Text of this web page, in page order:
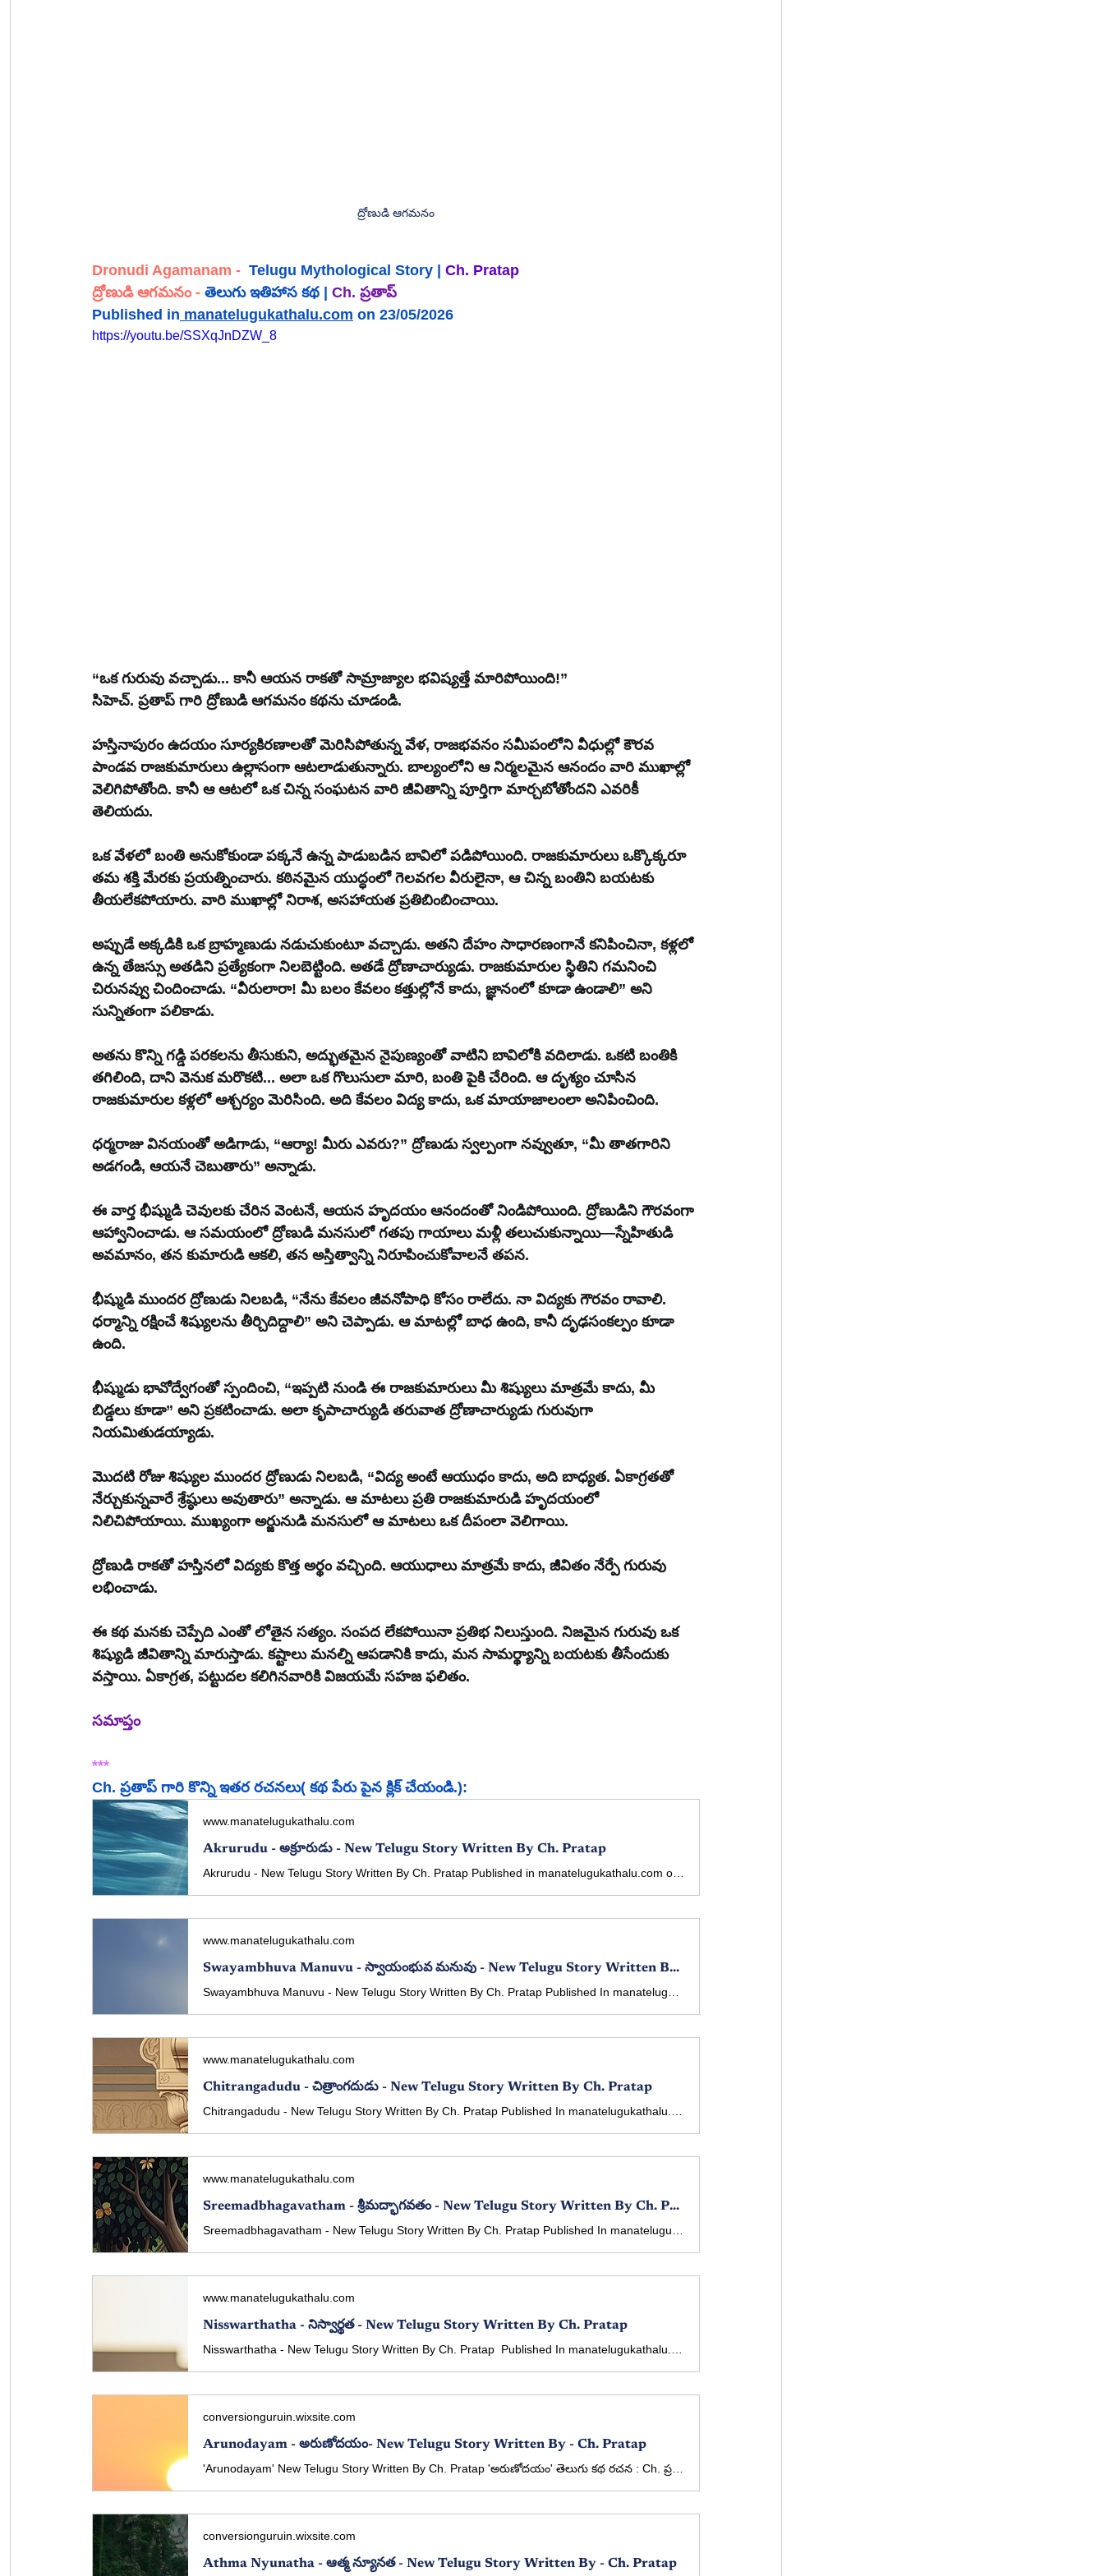
ద్రోణుడి ఆగమనం
Dronudi Agamanam - Telugu Mythological Story | Ch. Pratap
ద్రోణుడి ఆగమనం - తెలుగు ఇతిహాస కథ | Ch. ప్రతాప్
Published in manatelugukathalu.com on 23/05/2026
https://youtu.be/SSXqJnDZW_8
“ఒక గురువు వచ్చాడు... కానీ ఆయన రాకతో సామ్రాజ్యాల భవిష్యత్తే మారిపోయింది!”
సిహెచ్. ప్రతాప్ గారి ద్రోణుడి ఆగమనం కథను చూడండి.
హస్తినాపురం ఉదయం సూర్యకిరణాలతో మెరిసిపోతున్న వేళ, రాజభవనం సమీపంలోని వీధుల్లో కౌరవ
పాండవ రాజకుమారులు ఉల్లాసంగా ఆటలాడుతున్నారు. బాల్యంలోని ఆ నిర్మలమైన ఆనందం వారి ముఖాల్లో
వెలిగిపోతోంది. కానీ ఆ ఆటలో ఒక చిన్న సంఘటన వారి జీవితాన్ని పూర్తిగా మార్చబోతోందని ఎవరికీ
తెలియదు.
ఒక వేళలో బంతి అనుకోకుండా పక్కనే ఉన్న పాడుబడిన బావిలో పడిపోయింది. రాజకుమారులు ఒక్కొక్కరూ
తమ శక్తి మేరకు ప్రయత్నించారు. కఠినమైన యుద్ధంలో గెలవగల వీరులైనా, ఆ చిన్న బంతిని బయటకు
తీయలేకపోయారు. వారి ముఖాల్లో నిరాశ, అసహాయత ప్రతిబింబించాయి.
అప్పుడే అక్కడికి ఒక బ్రాహ్మణుడు నడుచుకుంటూ వచ్చాడు. అతని దేహం సాధారణంగానే కనిపించినా, కళ్లలో
ఉన్న తేజస్సు అతడిని ప్రత్యేకంగా నిలబెట్టింది. అతడే ద్రోణాచార్యుడు. రాజకుమారుల స్థితిని గమనించి
చిరునవ్వు చిందించాడు. “వీరులారా! మీ బలం కేవలం కత్తుల్లోనే కాదు, జ్ఞానంలో కూడా ఉండాలి” అని
సున్నితంగా పలికాడు.
అతను కొన్ని గడ్డి పరకలను తీసుకుని, అద్భుతమైన నైపుణ్యంతో వాటిని బావిలోకి వదిలాడు. ఒకటి బంతికి
తగిలింది, దాని వెనుక మరొకటి... అలా ఒక గొలుసులా మారి, బంతి పైకి చేరింది. ఆ దృశ్యం చూసిన
రాజకుమారుల కళ్లలో ఆశ్చర్యం మెరిసింది. అది కేవలం విద్య కాదు, ఒక మాయాజాలంలా అనిపించింది.
ధర్మరాజు వినయంతో అడిగాడు, “ఆర్యా! మీరు ఎవరు?” ద్రోణుడు స్వల్పంగా నవ్వుతూ, “మీ తాతగారిని
అడగండి, ఆయనే చెబుతారు” అన్నాడు.
ఈ వార్త భీష్ముడి చెవులకు చేరిన వెంటనే, ఆయన హృదయం ఆనందంతో నిండిపోయింది. ద్రోణుడిని గౌరవంగా
ఆహ్వానించాడు. ఆ సమయంలో ద్రోణుడి మనసులో గతపు గాయాలు మళ్లీ తలుచుకున్నాయి—స్నేహితుడి
అవమానం, తన కుమారుడి ఆకలి, తన అస్తిత్వాన్ని నిరూపించుకోవాలనే తపన.
భీష్ముడి ముందర ద్రోణుడు నిలబడి, “నేను కేవలం జీవనోపాధి కోసం రాలేదు. నా విద్యకు గౌరవం రావాలి.
ధర్మాన్ని రక్షించే శిష్యులను తీర్చిదిద్దాలి” అని చెప్పాడు. ఆ మాటల్లో బాధ ఉంది, కానీ దృఢసంకల్పం కూడా
ఉంది.
భీష్ముడు భావోద్వేగంతో స్పందించి, “ఇప్పటి నుండి ఈ రాజకుమారులు మీ శిష్యులు మాత్రమే కాదు, మీ
బిడ్డలు కూడా” అని ప్రకటించాడు. అలా కృపాచార్యుడి తరువాత ద్రోణాచార్యుడు గురువుగా
నియమితుడయ్యాడు.
మొదటి రోజు శిష్యుల ముందర ద్రోణుడు నిలబడి, “విద్య అంటే ఆయుధం కాదు, అది బాధ్యత. ఏకాగ్రతతో
నేర్చుకున్నవారే శ్రేష్ఠులు అవుతారు” అన్నాడు. ఆ మాటలు ప్రతి రాజకుమారుడి హృదయంలో
నిలిచిపోయాయి. ముఖ్యంగా అర్జునుడి మనసులో ఆ మాటలు ఒక దీపంలా వెలిగాయి.
ద్రోణుడి రాకతో హస్తినలో విద్యకు కొత్త అర్థం వచ్చింది. ఆయుధాలు మాత్రమే కాదు, జీవితం నేర్పే గురువు
లభించాడు.
ఈ కథ మనకు చెప్పేది ఎంతో లోతైన సత్యం. సంపద లేకపోయినా ప్రతిభ నిలుస్తుంది. నిజమైన గురువు ఒక
శిష్యుడి జీవితాన్ని మారుస్తాడు. కష్టాలు మనల్ని ఆపడానికి కాదు, మన సామర్థ్యాన్ని బయటకు తీసేందుకు
వస్తాయి. ఏకాగ్రత, పట్టుదల కలిగినవారికి విజయమే సహజ ఫలితం.
సమాప్తం
***
Ch. ప్రతాప్ గారి కొన్ని ఇతర రచనలు( కథ పేరు పైన క్లిక్ చేయండి.):
www.manatelugukathalu.com
Akrurudu - అక్రూరుడు - New Telugu Story Written By Ch. Pratap
www.manatelugukathalu.com
Swayambhuva Manuvu - స్వాయంభువ మనువు - New Telugu Story Written By Ch. Pratap
www.manatelugukathalu.com
Chitrangadudu - చిత్రాంగదుడు - New Telugu Story Written By Ch. Pratap
www.manatelugukathalu.com
Sreemadbhagavatham - శ్రీమద్భాగవతం - New Telugu Story Written By Ch. Pratap
www.manatelugukathalu.com
Nisswarthatha - నిస్వార్థత - New Telugu Story Written By Ch. Pratap
conversionguruin.wixsite.com
Arunodayam - అరుణోదయం- New Telugu Story Written By - Ch. Pratap
conversionguruin.wixsite.com
Athma Nyunatha - ఆత్మ న్యూనత - New Telugu Story Written By - Ch. Pratap